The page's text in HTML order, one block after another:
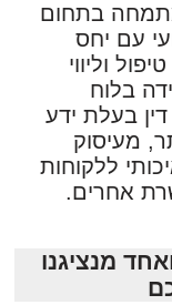
בתחום
עם יחס
וליווי
בלוח
בעלת ידע
מעיסוק
ללקוחות
אחרים.
מנציגנו